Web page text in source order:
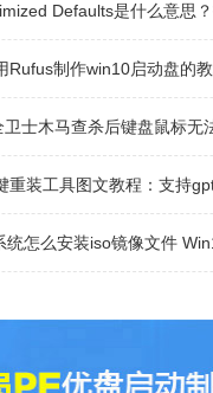
Defaults是什么意思？打开或关
Rufus制作win10启动盘的
士木马查杀后键盘鼠标无法
重装工具图文教程：支持
怎么安装iso镜像文件 Win10系统安